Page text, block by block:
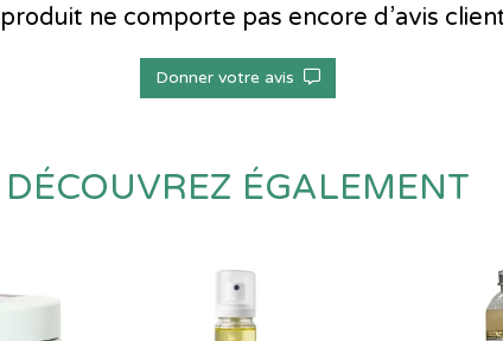
ne comporte pas encore d’avis
Donner votre avis
DÉCOUVREZ ÉGALEMENT